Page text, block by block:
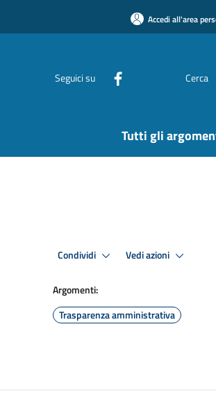
Accedi all'area
Seguici su Cerca
Tutti gli
Condividi Vedi azioni
Argomenti:
Trasparenza amministrativa